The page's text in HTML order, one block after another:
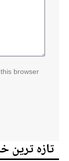
browser
تازہ ترین